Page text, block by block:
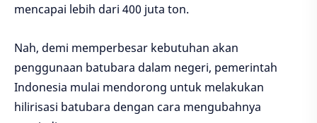
mencapai lebih dari 400 juta ton.
Nah, demi memperbesar kebutuhan akan
penggunaan batubara dalam negeri, pemerintah
Indonesia mulai mendorong untuk melakukan
hilirisasi batubara dengan cara mengubahnya